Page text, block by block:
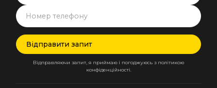
Відправляючи запит, я приймаю і погоджуюсь з політикою
конфіденційності.